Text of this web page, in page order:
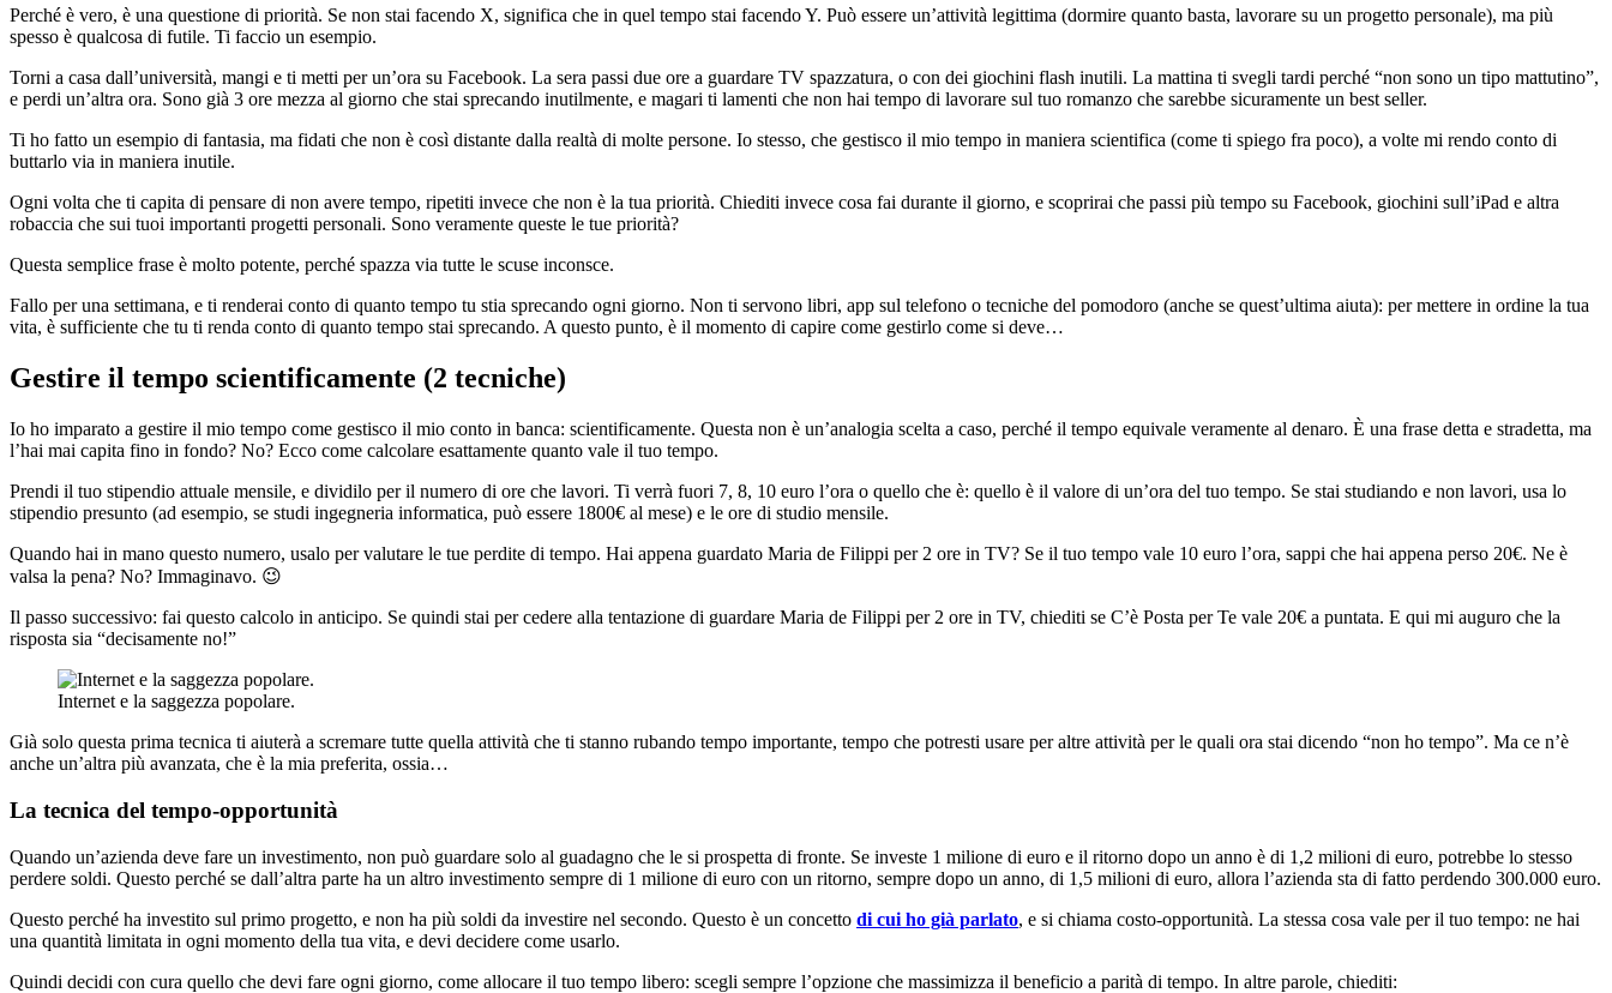
Perché è vero, è una questione di priorità. Se non stai facendo X, significa che in quel tempo stai facendo Y. Può essere un’attività legittima (dormire quanto basta, lavorare su un progetto personale), ma più
spesso è qualcosa di futile. Ti faccio un esempio.
Torni a casa dall’università, mangi e ti metti per un’ora su Facebook. La sera passi due ore a guardare TV spazzatura, o con dei giochini flash inutili. La mattina ti svegli tardi perché “non sono un tipo mattutino”,
e perdi un’altra ora. Sono già 3 ore mezza al giorno che stai sprecando inutilmente, e magari ti lamenti che non hai tempo di lavorare sul tuo romanzo che sarebbe sicuramente un best seller.
Ti ho fatto un esempio di fantasia, ma fidati che non è così distante dalla realtà di molte persone. Io stesso, che gestisco il mio tempo in maniera scientifica (come ti spiego fra poco), a volte mi rendo conto di
buttarlo via in maniera inutile.
Ogni volta che ti capita di pensare di non avere tempo, ripetiti invece che non è la tua priorità. Chiediti invece cosa fai durante il giorno, e scoprirai che passi più tempo su Facebook, giochini sull’iPad e altra
robaccia che sui tuoi importanti progetti personali. Sono veramente queste le tue priorità?
Questa semplice frase è molto potente, perché spazza via tutte le scuse inconsce.
Fallo per una settimana, e ti renderai conto di quanto tempo tu stia sprecando ogni giorno. Non ti servono libri, app sul telefono o tecniche del pomodoro (anche se quest’ultima aiuta): per mettere in ordine la tua
vita, è sufficiente che tu ti renda conto di quanto tempo stai sprecando. A questo punto, è il momento di capire come gestirlo come si deve…
Gestire il tempo scientificamente (2 tecniche)
Io ho imparato a gestire il mio tempo come gestisco il mio conto in banca: scientificamente. Questa non è un’analogia scelta a caso, perché il tempo equivale veramente al denaro. È una frase detta e stradetta, ma
l’hai mai capita fino in fondo? No? Ecco come calcolare esattamente quanto vale il tuo tempo.
Prendi il tuo stipendio attuale mensile, e dividilo per il numero di ore che lavori. Ti verrà fuori 7, 8, 10 euro l’ora o quello che è: quello è il valore di un’ora del tuo tempo. Se stai studiando e non lavori, usa lo
stipendio presunto (ad esempio, se studi ingegneria informatica, può essere 1800€ al mese) e le ore di studio mensile.
Quando hai in mano questo numero, usalo per valutare le tue perdite di tempo. Hai appena guardato Maria de Filippi per 2 ore in TV? Se il tuo tempo vale 10 euro l’ora, sappi che hai appena perso 20€. Ne è
valsa la pena? No? Immaginavo. 😉
Il passo successivo: fai questo calcolo in anticipo. Se quindi stai per cedere alla tentazione di guardare Maria de Filippi per 2 ore in TV, chiediti se C’è Posta per Te vale 20€ a puntata. E qui mi auguro che la
risposta sia “decisamente no!”
Internet e la saggezza popolare.
Già solo questa prima tecnica ti aiuterà a scremare tutte quella attività che ti stanno rubando tempo importante, tempo che potresti usare per altre attività per le quali ora stai dicendo “non ho tempo”. Ma ce n’è
anche un’altra più avanzata, che è la mia preferita, ossia…
La tecnica del tempo-opportunità
Quando un’azienda deve fare un investimento, non può guardare solo al guadagno che le si prospetta di fronte. Se investe 1 milione di euro e il ritorno dopo un anno è di 1,2 milioni di euro, potrebbe lo stesso
perdere soldi. Questo perché se dall’altra parte ha un altro investimento sempre di 1 milione di euro con un ritorno, sempre dopo un anno, di 1,5 milioni di euro, allora l’azienda sta di fatto perdendo 300.000 euro.
Questo perché ha investito sul primo progetto, e non ha più soldi da investire nel secondo. Questo è un concetto di cui ho già parlato, e si chiama costo-opportunità. La stessa cosa vale per il tuo tempo: ne hai
una quantità limitata in ogni momento della tua vita, e devi decidere come usarlo.
Quindi decidi con cura quello che devi fare ogni giorno, come allocare il tuo tempo libero: scegli sempre l’opzione che massimizza il beneficio a parità di tempo. In altre parole, chiediti: